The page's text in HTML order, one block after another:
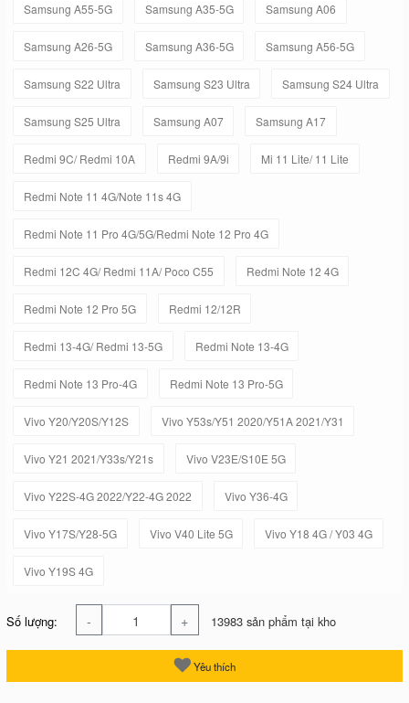
Samsung A55-5G Samsung A35-5G Samsung A06
Samsung A26-5G Samsung A36-5G Samsung A56-5G
Samsung S22 Ultra Samsung S23 Ultra Samsung S24 Ultra
Samsung S25 Ultra Samsung A07 Samsung A17
Redmi 9C/ Redmi 10A Redmi 9A/9i Mi 11 Lite/ 11 Lite
Redmi Note 11 4G/Note 11s 4G
Redmi Note 11 Pro 4G/5G/Redmi Note 12 Pro 4G
Redmi 12C 4G/ Redmi 11A/ Poco C55 Redmi Note 12 4G
Redmi Note 12 Pro 5G Redmi 12/12R
Redmi 13-4G/ Redmi 13-5G Redmi Note 13-4G
Redmi Note 13 Pro-4G Redmi Note 13 Pro-5G
Vivo Y20/Y20S/Y12S Vivo Y53s/Y51 2020/Y51A 2021/Y31
Vivo Y21 2021/Y33s/Y21s Vivo V23E/S10E 5G
Vivo Y22S-4G 2022/Y22-4G 2022 Vivo Y36-4G
Vivo Y17S/Y28-5G Vivo V40 Lite 5G Vivo Y18 4G / Y03 4G
Vivo Y19S 4G
Số lượng: - + 13983 sản phẩm tại kho
Yêu thích